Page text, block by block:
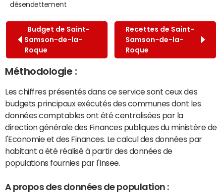
désendettement
Budget de Saint-
Samson-de-la-
Roque
Recettes de Saint-
Samson-de-la-
Roque
Méthodologie :
Les chiffres présentés dans ce service sont ceux des
budgets principaux exécutés des communes dont les
données comptables ont été centralisées par la
direction générale des Finances publiques du ministère de
l'Economie et des Finances. Le calcul des données par
habitant a été réalisé à partir des données de
populations fournies par l'Insee.
A propos des données de population :